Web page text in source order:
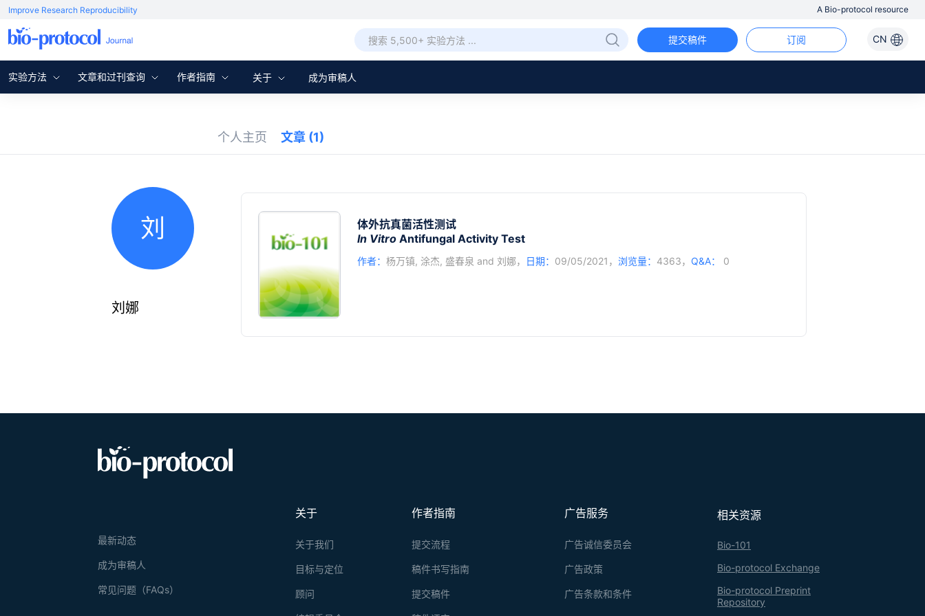
Improve Research Reproducibility A Bio-protocol resource
CN
订阅
提交稿件
实验方法 文章和过刊查询 作者指南 关于 成为审稿人
个人主页 文章 (1)
刘
刘娜
体外抗真菌活性测试
In Vitro Antifungal Activity Test
作者： 杨万镇, 涂杰, 盛春泉 and 刘娜， 日期： 09/05/2021， 浏览量： 4363， Q&A： 0
相关资源
Bio-101
Bio-protocol Exchange
Bio-protocol Preprint
Repository
广告服务
广告诚信委员会
广告政策
广告条款和条件
作者指南
提交流程
稿件书写指南
提交稿件
关于
关于我们
目标与定位
顾问
最新动态
成为审稿人
常见问题（FAQs）